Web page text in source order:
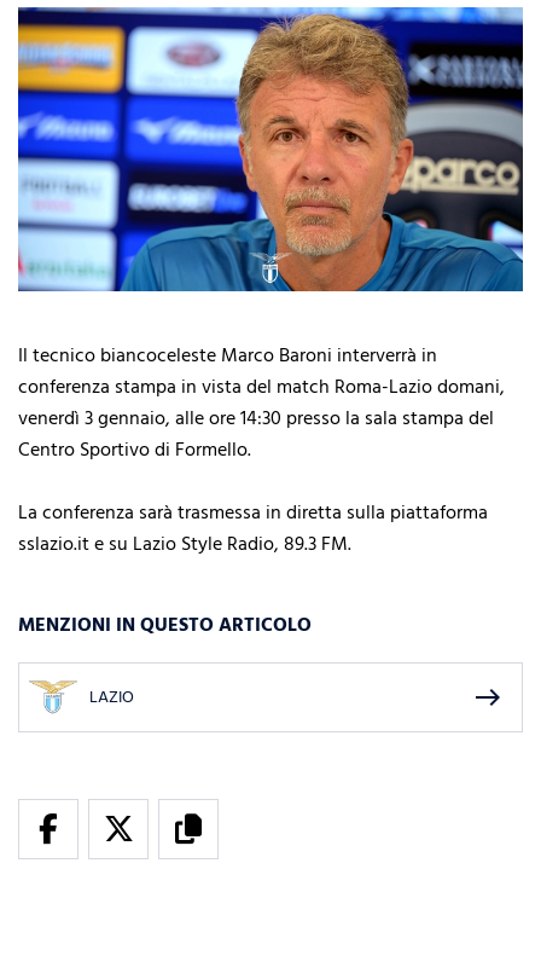
Il tecnico biancoceleste Marco Baroni interverrà in
conferenza stampa in vista del match Roma-Lazio domani,
venerdì 3 gennaio, alle ore 14:30 presso la sala stampa del
Centro Sportivo di Formello.
La conferenza sarà trasmessa in diretta sulla piattaforma
sslazio.it e su Lazio Style Radio, 89.3 FM.
MENZIONI IN QUESTO ARTICOLO
LAZIO east